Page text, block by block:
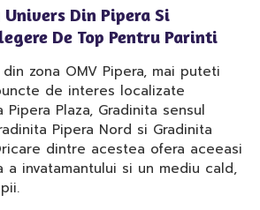
Din Pipera Si
De Top Pentru Parinti
zona OMV Pipera, mai puteti
de interes localizate
Plaza, Gradinita sensul
Pipera Nord si Gradinita
dintre acestea ofera aceeasi
a invatamantului si un mediu cald,